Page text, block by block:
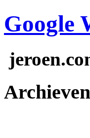
Google
Archieven